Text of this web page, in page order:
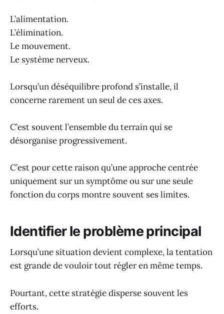
L’alimentation.
L’élimination.
Le mouvement.
Le système nerveux.
Lorsqu’un déséquilibre profond s’installe, il
concerne rarement un seul de ces axes.
C’est souvent l’ensemble du terrain qui se
désorganise progressivement.
C’est pour cette raison qu’une approche centrée
uniquement sur un symptôme ou sur une seule
fonction du corps montre souvent ses limites.
Identifier le problème principal
Lorsqu’une situation devient complexe, la tentation
est grande de vouloir tout régler en même temps.
Pourtant, cette stratégie disperse souvent les
efforts.